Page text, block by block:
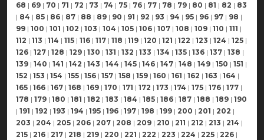
68 | 69 | 70 | 71 | 72 | 73 | 74 | 75 | 76 | 77 | 78 | 79 | 80 | 81 | 82 | 83
| 84 | 85 | 86 | 87 | 88 | 89 | 90 | 91 | 92 | 93 | 94 | 95 | 96 | 97 | 98 |
99 | 100 | 101 | 102 | 103 | 104 | 105 | 106 | 107 | 108 | 109 | 110 | 111 |
112 | 113 | 114 | 115 | 116 | 117 | 118 | 119 | 120 | 121 | 122 | 123 | 124 | 125 |
126 | 127 | 128 | 129 | 130 | 131 | 132 | 133 | 134 | 135 | 136 | 137 | 138 |
139 | 140 | 141 | 142 | 143 | 144 | 145 | 146 | 147 | 148 | 149 | 150 | 151 |
152 | 153 | 154 | 155 | 156 | 157 | 158 | 159 | 160 | 161 | 162 | 163 | 164 |
165 | 166 | 167 | 168 | 169 | 170 | 171 | 172 | 173 | 174 | 175 | 176 | 177 |
178 | 179 | 180 | 181 | 182 | 183 | 184 | 185 | 186 | 187 | 188 | 189 | 190
| 191 | 192 | 193 | 194 | 195 | 196 | 197 | 198 | 199 | 200 | 201 | 202 |
203 | 204 | 205 | 206 | 207 | 208 | 209 | 210 | 211 | 212 | 213 | 214 |
215 | 216 | 217 | 218 | 219 | 220 | 221 | 222 | 223 | 224 | 225 | 226 |